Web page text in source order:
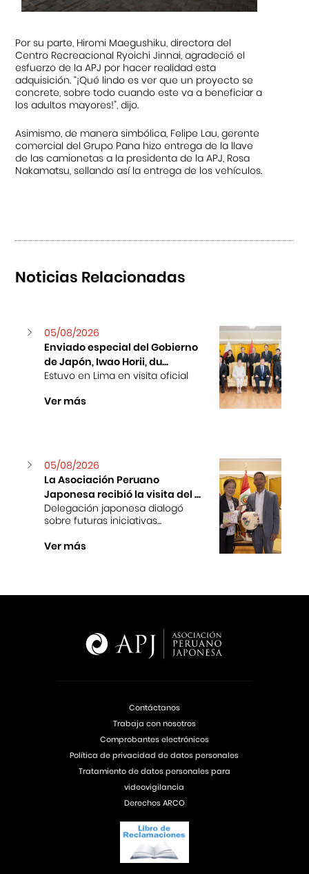
Por su parte, Hiromi Maegushiku, directora del
Centro Recreacional Ryoichi Jinnai, agradeció el
esfuerzo de la APJ por hacer realidad esta
adquisición. “¡Qué lindo es ver que un proyecto se
concrete, sobre todo cuando este va a beneficiar a
los adultos mayores!”, dijo.
Asimismo, de manera simbólica, Felipe Lau, gerente
comercial del Grupo Pana hizo entrega de la llave
de las camionetas a la presidenta de la APJ, Rosa
Nakamatsu, sellando así la entrega de los vehículos.
Noticias Relacionadas
05/08/2026
Enviado especial del Gobierno
de Japón, Iwao Horii, du...
Estuvo en Lima en visita oficial
Ver más
05/08/2026
La Asociación Peruano
Japonesa recibió la visita del ...
Delegación japonesa dialogó
sobre futuras iniciativas...
Ver más
Contáctanos
Trabaja con nosotros
Comprobantes electrónicos
Política de privacidad de datos personales
Tratamiento de datos personales para
videovigilancia
Derechos ARCO